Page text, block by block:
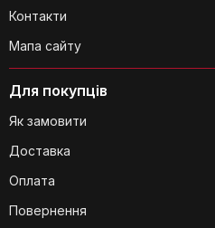
Для покупців
Як замовити
Доставка
Оплата
Повернення
Контакти
Мапа сайту